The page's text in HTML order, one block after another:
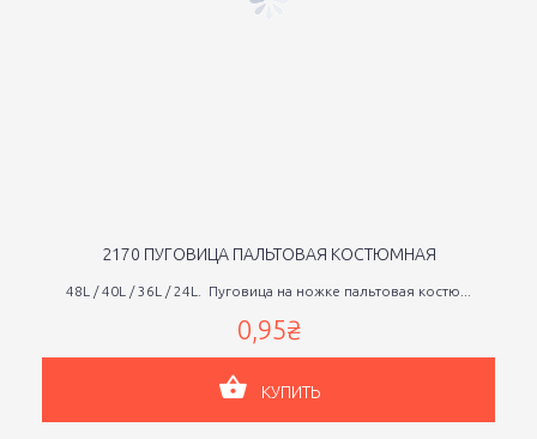
2170 ПУГОВИЦА ПАЛЬТОВАЯ КОСТЮМНАЯ
48L / 40L / 36L / 24L. Пуговица на ножке пальтовая костю...
0,95₴
КУПИТЬ